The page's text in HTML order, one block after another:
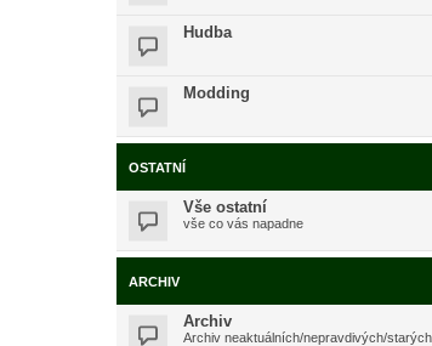
Hudba
Modding
OSTATNÍ
Vše ostatní
vše co vás napadne
ARCHIV
Archiv
Archiv neaktuálních/nepravdivých/